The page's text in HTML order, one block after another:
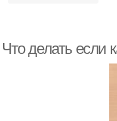
Что делать если